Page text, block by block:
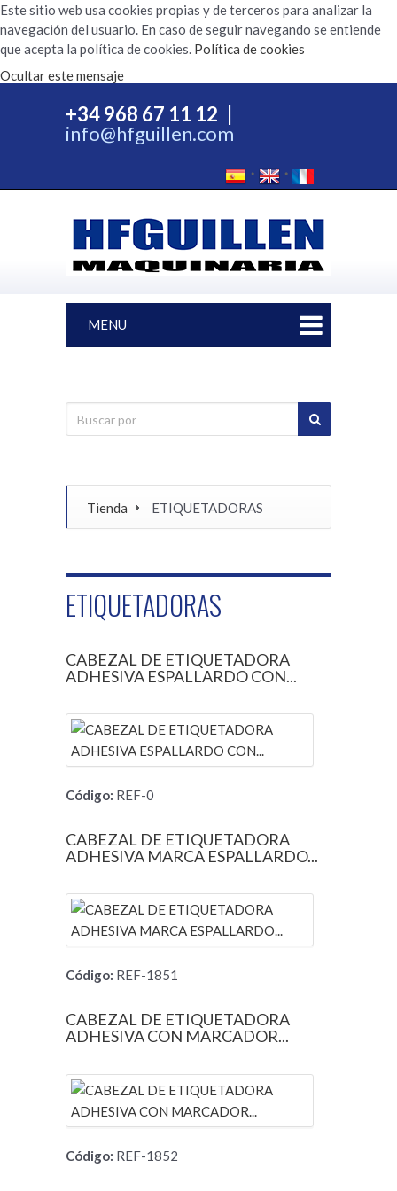
Este sitio web usa cookies propias y de terceros para analizar la
navegación del usuario. En caso de seguir navegando se entiende
que acepta la política de cookies. Política de cookies
Ocultar este mensaje
+34 968 67 11 12
info@hfguillen.com
MENU
Tienda ETIQUETADORAS
ETIQUETADORAS
CABEZAL DE ETIQUETADORA
ADHESIVA ESPALLARDO CON...
Código: REF-0
CABEZAL DE ETIQUETADORA
ADHESIVA MARCA ESPALLARDO...
Código: REF-1851
CABEZAL DE ETIQUETADORA
ADHESIVA CON MARCADOR...
Código: REF-1852